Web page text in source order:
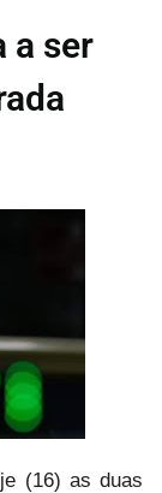
a ser
(16) as duas